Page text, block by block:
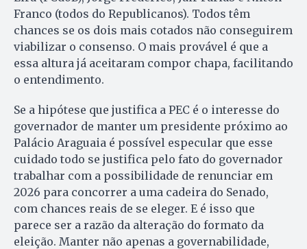
Franco (todos do Republicanos). Todos têm
chances se os dois mais cotados não conseguirem
viabilizar o consenso. O mais provável é que a
essa altura já aceitaram compor chapa, facilitando
o entendimento.
Se a hipótese que justifica a PEC é o interesse do
governador de manter um presidente próximo ao
Palácio Araguaia é possível especular que esse
cuidado todo se justifica pelo fato do governador
trabalhar com a possibilidade de renunciar em
2026 para concorrer a uma cadeira do Senado,
com chances reais de se eleger. E é isso que
parece ser a razão da alteração do formato da
eleição. Manter não apenas a governabilidade,